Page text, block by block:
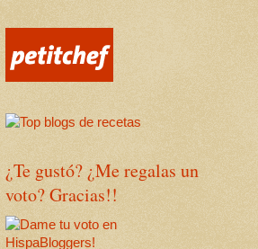
¿Te gustó? ¿Me regalas un
voto? Gracias!!